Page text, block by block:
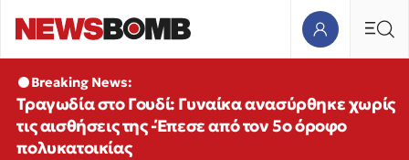
Breaking News:
Τραγωδία στο Γουδί: Γυναίκα ανασύρθηκε χωρίς
τις αισθήσεις της -Έπεσε από τον 5ο όροφο
πολυκατοικίας